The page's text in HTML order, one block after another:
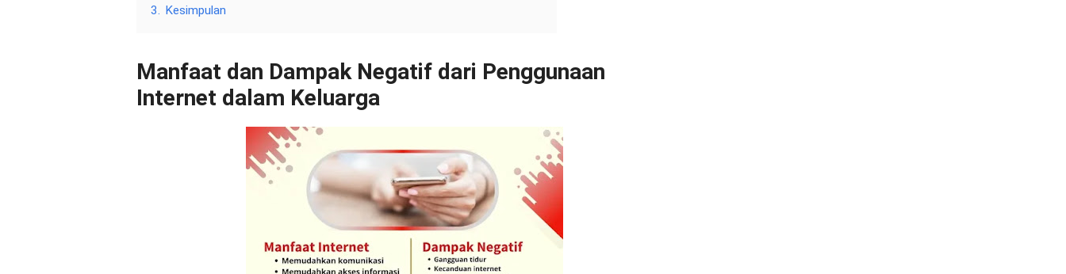
3. Kesimpulan
Manfaat dan Dampak Negatif dari Penggunaan
Internet dalam Keluarga